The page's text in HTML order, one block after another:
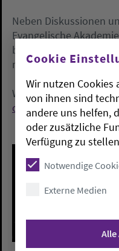
Neben Diskussionen
Evangelische
besonderen
mit einer Exkursion zur
Weitere
oldenburg.de
Cookie
Wir nutzen Cookies
von ihnen sind
andere uns helfen,
oder zusätzliche
Verfügung zu stellen
Notwendige
Externe Medien